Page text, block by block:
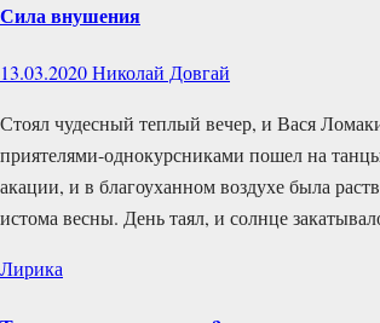
Сила внушения
13.03.2020Николай Довгай
Стоял чудесный теплый вечер, и Вася
приятелями-однокурсниками пошел на
акации, и в благоуханном воздухе была
истома весны. День таял, и солнце
Лирика